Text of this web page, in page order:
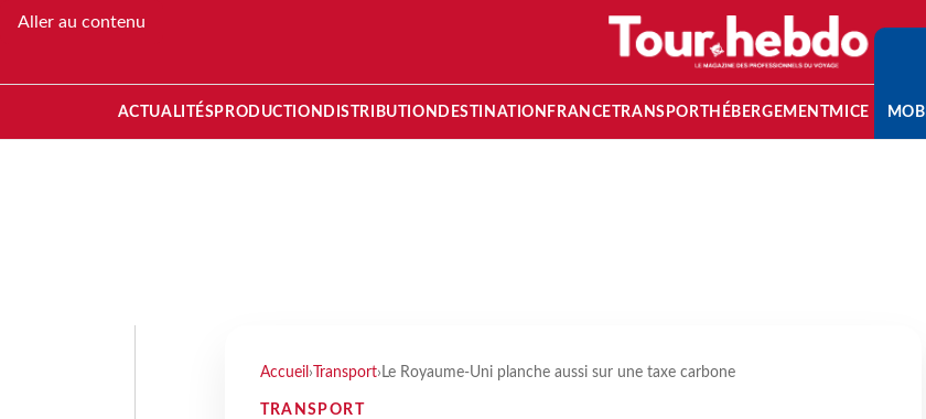
Aller au contenu
ACTUALITÉS PRODUCTION DISTRIBUTION DESTINATION FRANCETRANSPORT HÉBERGEMENTMICE
Accueil › Transport› Le Royaume-Uni planche aussi sur une taxe carbone
TRANSPORT